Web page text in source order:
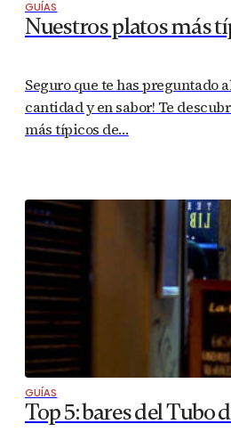
GUÍAS
Nuestros platos más
Seguro que te has preguntado
cantidad y en sabor! Te
más típicos de…
GUÍAS
Top 5: bares del Tubo